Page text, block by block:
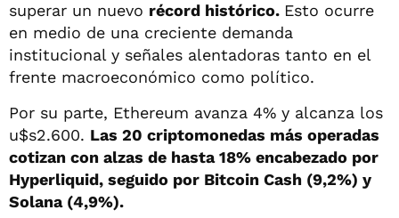
superar un nuevo récord histórico. Esto ocurre
en medio de una creciente demanda
institucional y señales alentadoras tanto en el
frente macroeconómico como político.
Por su parte, Ethereum avanza 4% y alcanza los
u$s2.600. Las 20 criptomonedas más operadas
cotizan con alzas de hasta 18% encabezado por
Hyperliquid, seguido por Bitcoin Cash (9,2%) y
Solana (4,9%).